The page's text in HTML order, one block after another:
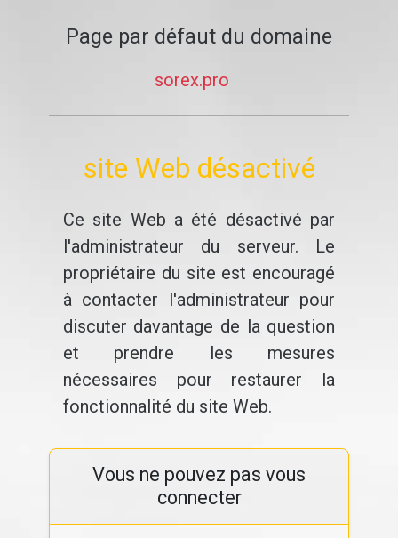
Page par défaut du domaine
sorex.pro
site Web désactivé
Ce site Web a été désactivé par
l'administrateur du serveur. Le
propriétaire du site est encouragé
à contacter l'administrateur pour
discuter davantage de la question
et prendre les mesures
nécessaires pour restaurer la
fonctionnalité du site Web.
Vous ne pouvez pas vous
connecter